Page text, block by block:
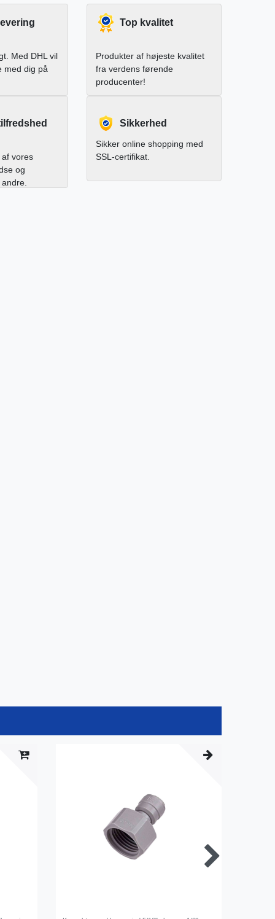
Med DHL vil
med dig på
Top kvalitet
Produkter af højeste kvalitet
fra verdens førende
producenter!
vores
og
Sikkerhed
Sikker online shopping med
SSL-certifikat.